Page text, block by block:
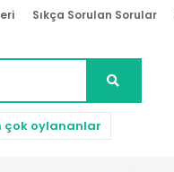
Sıkça Sorulan Sorular
çok oylananlar